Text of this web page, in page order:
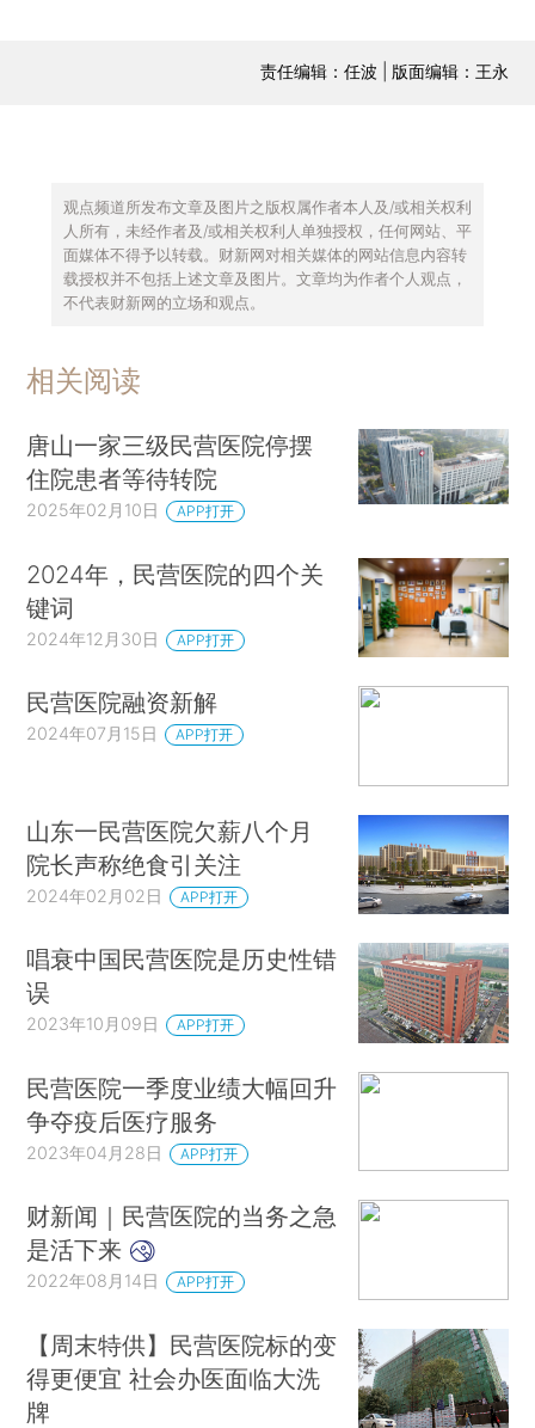
责任编辑：任波 | 版面编辑：王永
观点频道所发布文章及图片之版权属作者本人及/或相关权利
人所有，未经作者及/或相关权利人单独授权，任何网站、平
面媒体不得予以转载。财新网对相关媒体的网站信息内容转
载授权并不包括上述文章及图片。文章均为作者个人观点，
不代表财新网的立场和观点。
相关阅读
唐山一家三级民营医院停摆
住院患者等待转院
2025年02月10日 APP打开
2024年，民营医院的四个关
键词
2024年12月30日 APP打开
民营医院融资新解
2024年07月15日 APP打开
山东一民营医院欠薪八个月
院长声称绝食引关注
2024年02月02日 APP打开
唱衰中国民营医院是历史性错
误
2023年10月09日 APP打开
民营医院一季度业绩大幅回升
争夺疫后医疗服务
2023年04月28日 APP打开
财新闻｜民营医院的当务之急
是活下来
2022年08月14日 APP打开
【周末特供】民营医院标的变
得更便宜 社会办医面临大洗
牌